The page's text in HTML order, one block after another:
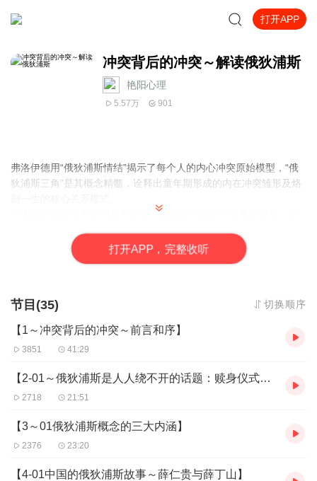
打开APP
冲突背后的冲突～解读俄狄浦斯
艳阳心理
5.57万 901
弗洛伊德用“俄狄浦斯情结”揭示了每个人的内心冲突原始模型，“俄
狄浦斯三角”是其概念精髓，诠释出童年期形成的内在冲突雏形及烙
你人生的冲突脚本如何在内心世界被创建？又该怎样掌控源头，成
为什么从不敢在集体中“冒尖儿”争第一，战胜别人后会内疚或自责？
为什么不自觉地把自己置于人际互动中的低位？委曲求全、难为自
为什么总为一些小事或选择和自己较劲儿，内心频频上演“撕扯戏”？
什么样的爸爸才能培养出自信、勇敢、友爱的孩子？有哪些禁忌和
注意事项？
妈妈该怎样处理家庭关系，才能让孩子有更健康的心理成长环境？
优柔寡断、窝囊认怂的孩子心里藏有哪些委屈？渴望如何与人相
处？
找到自己的俄狄浦斯三角，了解背后运作机制，彻底看透潜意识中
杂关系的真正主角。
打开APP，完整收听
节目(35) 切换顺序
【1～冲突背后的冲突～前言和序】
3851 41:29
【2-01～俄狄浦斯是人人绕不开的话题：赎身仪式强迫案例】
2718 21:51
【3～01俄狄浦斯概念的三大内涵】
2376 23:20
【4-01中国的俄狄浦斯故事～薛仁贵与薛丁山】